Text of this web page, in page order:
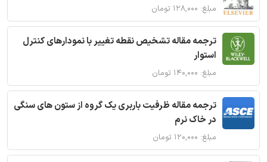
مبلغ: ۱۲۸,۰۰۰ تومان
ترجمه مقاله تشخیص نقطه تغییر با نمودارهای کنترل
استوار
مبلغ: ۱۴۰,۰۰۰ تومان
ترجمه مقاله ظرفیت باربری یک گروه از ستون های سنگی
در خاک نرم
مبلغ: ۱۲۰,۰۰۰ تومان